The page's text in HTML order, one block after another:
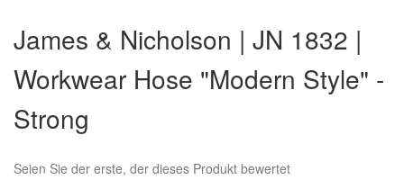
der
Bildergalerie
springen
James & Nicholson | JN 1832 |
Workwear Hose "Modern Style" -
Strong
Seien Sie der erste, der dieses Produkt bewertet